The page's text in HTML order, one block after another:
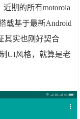
期的所有motorola
载基于最新Android
其实也刚好契合
UI风格，就算是老